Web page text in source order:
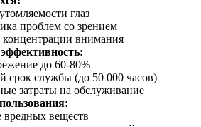
глаз
проблем со зрением
внимания
до 60-80%
срок службы (до 50 000 часов)
затраты на обслуживание
вредных веществ